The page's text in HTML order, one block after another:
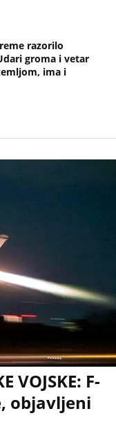
razorilo
groma i vetar
ima i
VOJSKE: F-
objavljeni